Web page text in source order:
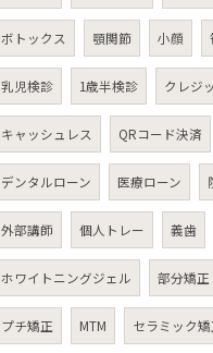
ボトックス 顎関節 小顔
乳児検診 1歳半検診 クレジ
キャッシュレス QRコード決済
デンタルローン 医療ローン
外部講師 個人トレー 義歯
ホワイトニングジェル 部分矯正
プチ矯正 MTM セラミック矯